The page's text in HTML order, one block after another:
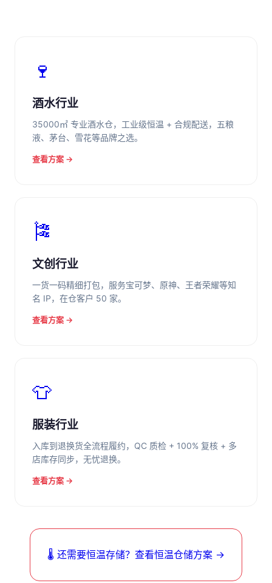
🍷
酒水行业
35000㎡ 专业酒水仓，工业级恒温 + 合规配送，五粮
液、茅台、雪花等品牌之选。
查看方案 →
🎏
文创行业
一货一码精细打包，服务宝可梦、原神、王者荣耀等知
名 IP，在仓客户 50 家。
查看方案 →
👕
服装行业
入库到退换货全流程履约，QC 质检 + 100% 复核 + 多
店库存同步，无忧退换。
查看方案 →
🌡️ 还需要恒温存储？查看恒温仓储方案 →